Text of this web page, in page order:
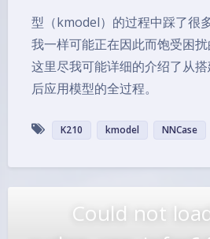
型（kmodel）的过程中踩了很
我一样可能正在因此而饱受困
这里尽我可能详细的介绍了从
后应用模型的全过程。
K210 kmodel NNCase
Could not